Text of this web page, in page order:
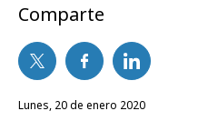
Comparte
lunes, 20 de enero 2020